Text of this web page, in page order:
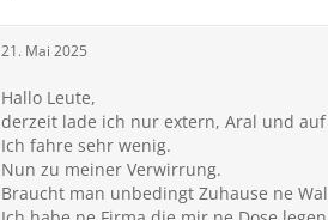
21. Mai 2025
Hallo Leute,
derzeit lade ich nur extern, Aral und
Ich fahre sehr wenig.
Nun zu meiner Verwirrung.
Braucht man unbedingt Zuhause ne